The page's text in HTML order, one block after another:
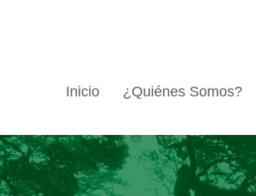
Inicio ¿Quiénes Somos?